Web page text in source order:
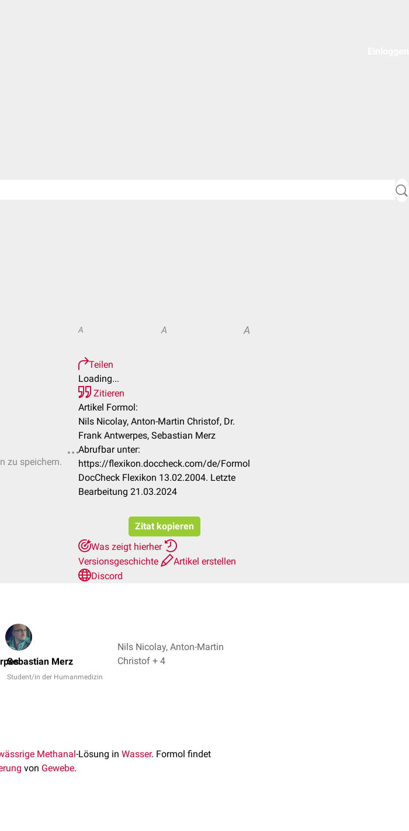
zu speichern.
A A A
Teilen
Loading...
Zitieren
Artikel Formol:
Nils Nicolay, Anton-Martin Christof, Dr.
Frank Antwerpes, Sebastian Merz
Abrufbar unter:
https://flexikon.doccheck.com/de/Formol
DocCheck Flexikon 13.02.2004. Letzte
Bearbeitung 21.03.2024
Zitat kopieren
Was zeigt hierher
Versionsgeschichte
Artikel erstellen
Discord
Sebastian Merz
Student/in der Humanmedizin
Nils Nicolay, Anton-Martin
Christof + 4
Methanal-Lösung in Wasser. Formol findet
von Gewebe.